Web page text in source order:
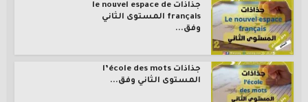
جذاذات le nouvel espace de
français المستوى الثاني
وفق...
جذاذات l’école des mots
المستوى الثاني وفق...